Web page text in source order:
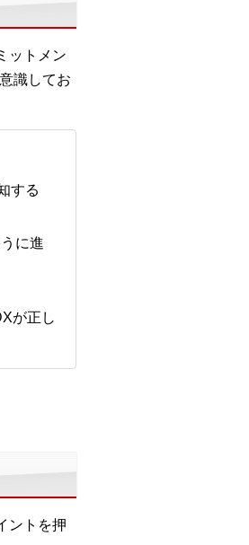
ットメン
識してお
する
に進
が正し
ントを押